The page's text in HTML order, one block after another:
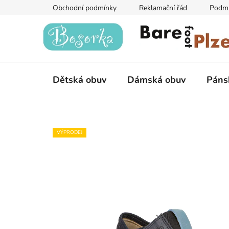
Obchodní podmínky Reklamační řád
Dětská obuv Dámská obuv
VÝPRODEJ